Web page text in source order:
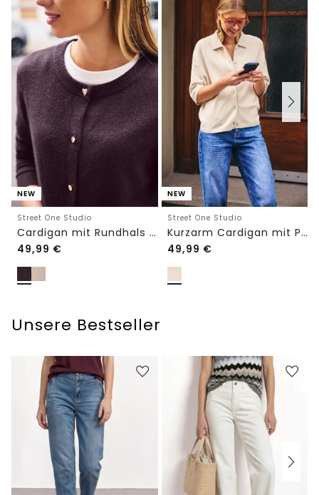
NEW
Street One Studio
Cardigan mit Rundhals und Knöpfen
49,99 €
NEW
Street One Studio
Kurzarm Cardigan mit Polokragen
49,99 €
Unsere Bestseller